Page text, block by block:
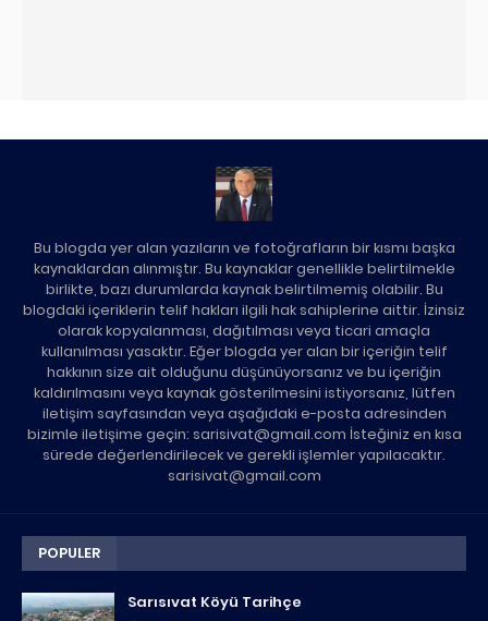
Bu blogda yer alan yazıların ve fotoğrafların bir kısmı başka
kaynaklardan alınmıştır. Bu kaynaklar genellikle belirtilmekle
birlikte, bazı durumlarda kaynak belirtilmemiş olabilir. Bu
blogdaki içeriklerin telif hakları ilgili hak sahiplerine aittir. İzinsiz
olarak kopyalanması, dağıtılması veya ticari amaçla
kullanılması yasaktır. Eğer blogda yer alan bir içeriğin telif
hakkının size ait olduğunu düşünüyorsanız ve bu içeriğin
kaldırılmasını veya kaynak gösterilmesini istiyorsanız, lütfen
iletişim sayfasından veya aşağıdaki e-posta adresinden
bizimle iletişime geçin: sarisivat@gmail.com İsteğiniz en kısa
sürede değerlendirilecek ve gerekli işlemler yapılacaktır.
sarisivat@gmail.com
POPULER
Sarısıvat Köyü Tarihçe